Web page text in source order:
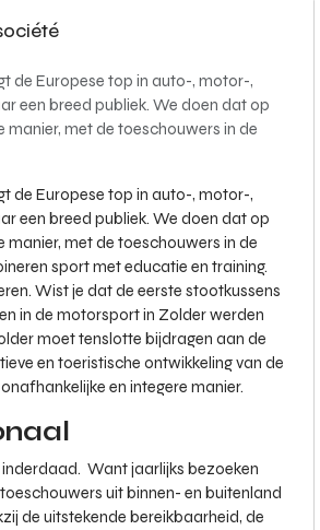
de Europese top in auto-, motor-,
een breed publiek. We doen dat op
manier, met de toeschouwers in de
de Europese top in auto-, motor-,
een breed publiek. We doen dat op
manier, met de toeschouwers in de
sport met educatie en training.
Wist je dat de eerste stootkussens
in de motorsport in Zolder werden
moet tenslotte bijdragen aan de
en toeristische ontwikkeling van de
en integere manier.
Want jaarlijks bezoeken
uit binnen- en buitenland
de uitstekende bereikbaarheid, de